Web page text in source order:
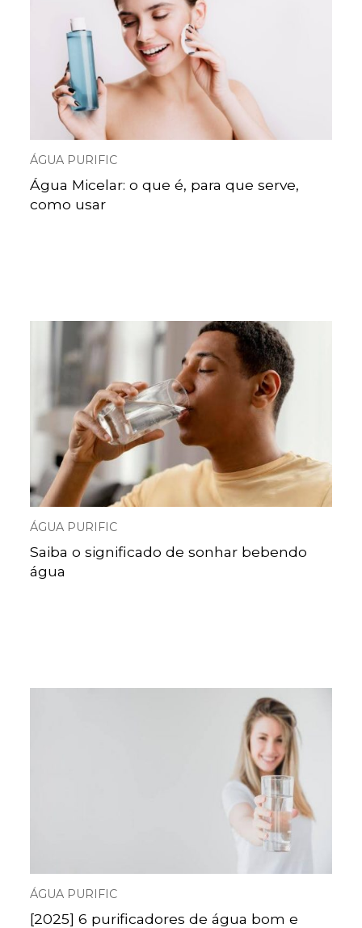
ÁGUA PURIFIC
Água Micelar: o que é, para que serve,
como usar
ÁGUA PURIFIC
Saiba o significado de sonhar bebendo
água
ÁGUA PURIFIC
[2025] 6 purificadores de água bom e